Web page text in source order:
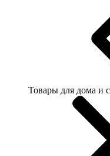
Товары для дома и